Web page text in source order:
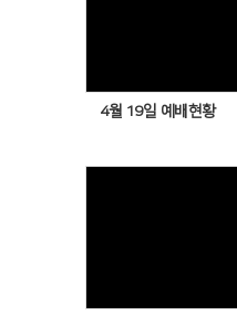
4월 19일 예배현황